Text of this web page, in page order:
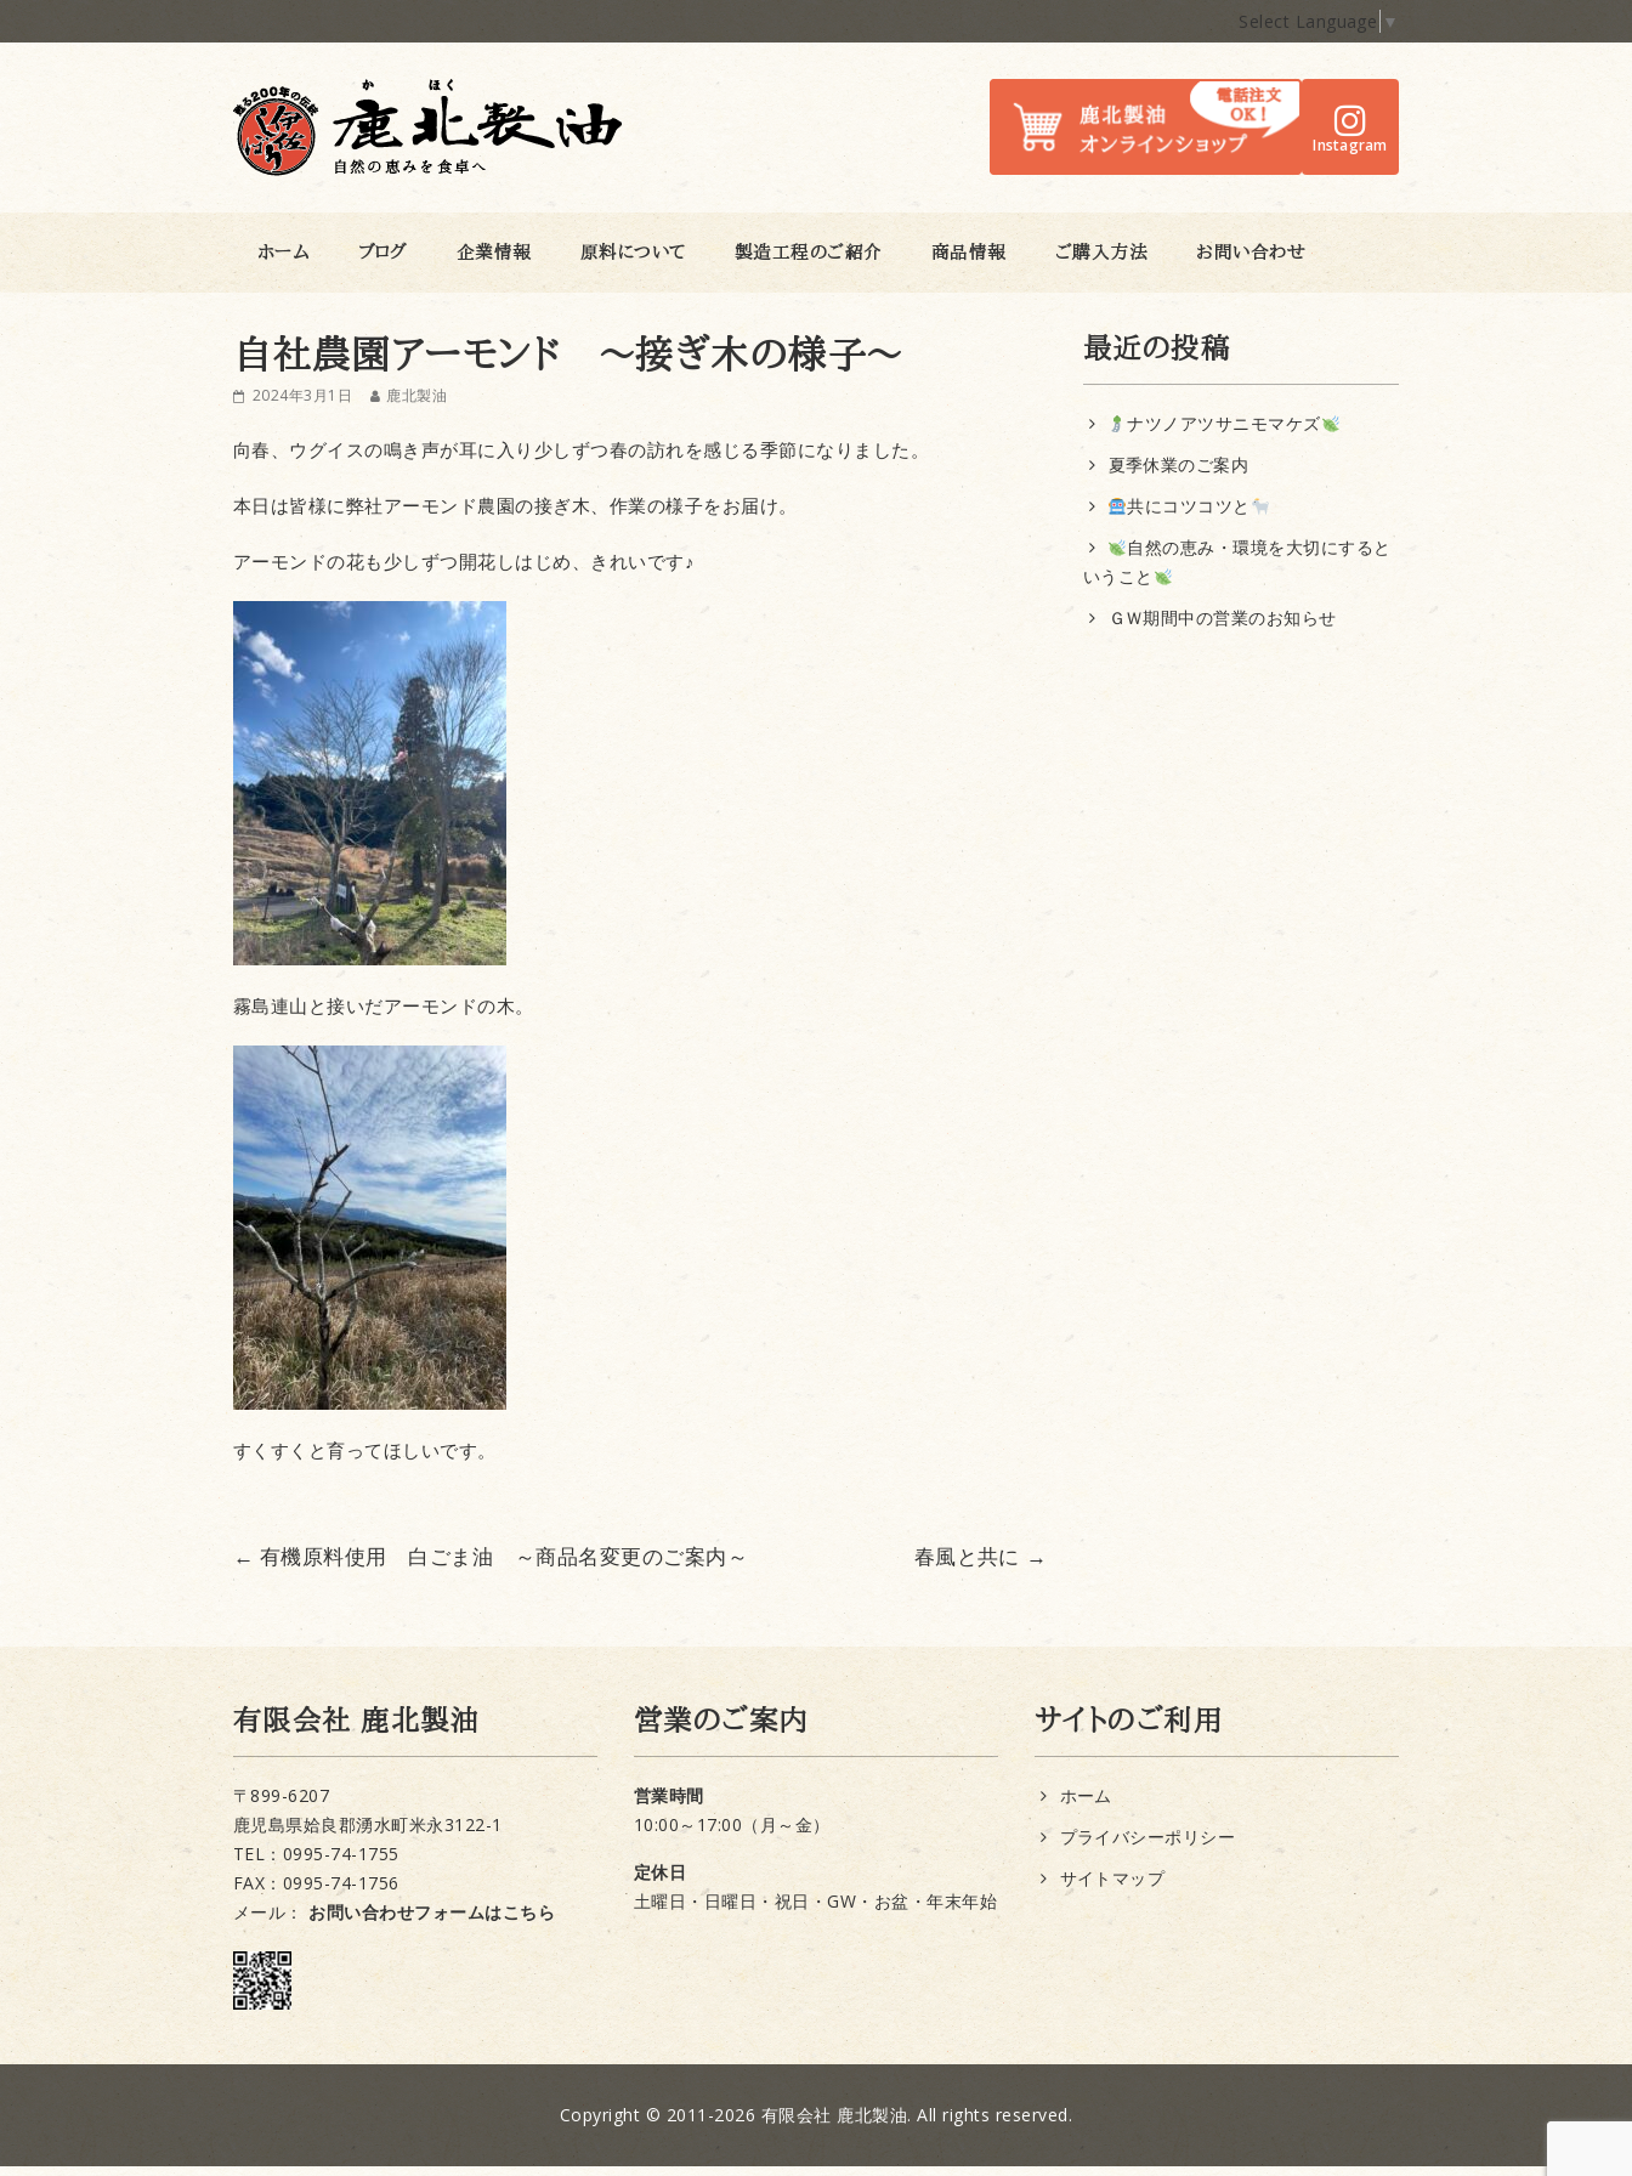
Select Language ▼
Instagram
ホーム ブログ 企業情報 原料について 製造工程のご紹介 商品情報 ご購入方法 お問い合わせ
自社農園アーモンド ～接ぎ木の様子～
2024年3月1日 鹿北製油
向春、ウグイスの鳴き声が耳に入り少しずつ春の訪れを感じる季節になりました。
本日は皆様に弊社アーモンド農園の接ぎ木、作業の様子をお届け。
アーモンドの花も少しずつ開花しはじめ、きれいです♪
霧島連山と接いだアーモンドの木。
すくすくと育ってほしいです。
← 有機原料使用 白ごま油 ～商品名変更のご案内～ 春風と共に →
最近の投稿
ナツノアツサニモマケズ
夏季休業のご案内
共にコツコツと
自然の恵み・環境を大切にすると
いうこと
ＧＷ期間中の営業のお知らせ
有限会社 鹿北製油
〒899-6207
鹿児島県姶良郡湧水町米永3122-1
TEL：0995-74-1755
FAX：0995-74-1756
メール：お問い合わせフォームはこちら
営業のご案内
営業時間
10:00～17:00（月～金）
定休日
土曜日・日曜日・祝日・GW・お盆・年末年始
サイトのご利用
ホーム
プライバシーポリシー
サイトマップ
Copyright © 2011-2026 有限会社 鹿北製油. All rights reserved.